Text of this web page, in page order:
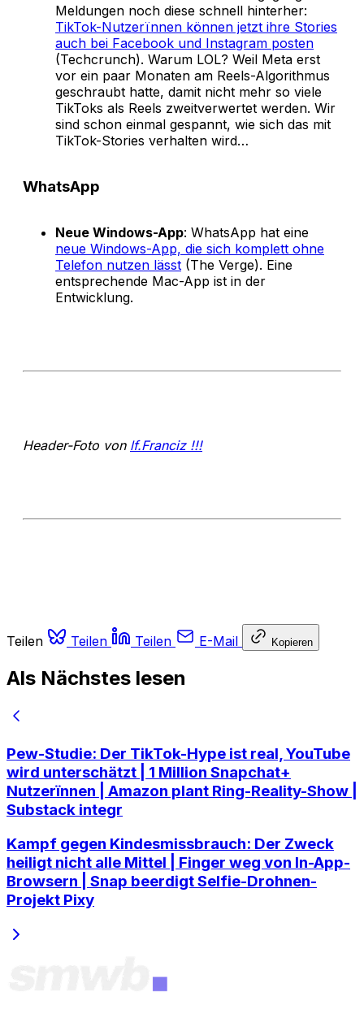
Meldungen noch diese schnell hinterher:
TikTok-Nutzerïnnen können jetzt ihre Stories
auch bei Facebook und Instagram posten
(Techcrunch). Warum LOL? Weil Meta erst
vor ein paar Monaten am Reels-Algorithmus
geschraubt hatte, damit nicht mehr so viele
TikToks als Reels zweitverwertet werden. Wir
sind schon einmal gespannt, wie sich das mit
TikTok-Stories verhalten wird…
WhatsApp
Neue Windows-App: WhatsApp hat eine
neue Windows-App, die sich komplett ohne
Telefon nutzen lässt (The Verge). Eine
entsprechende Mac-App ist in der
Entwicklung.
Header-Foto von lf.Franciz !!!
Teilen Teilen Teilen E-Mail Kopieren
Als Nächstes lesen
Pew-Studie: Der TikTok-Hype ist real, YouTube
wird unterschätzt | 1 Million Snapchat+
Nutzerïnnen | Amazon plant Ring-Reality-Show |
Substack integr
Kampf gegen Kindesmissbrauch: Der Zweck
heiligt nicht alle Mittel | Finger weg von In-App-
Browsern | Snap beerdigt Selfie-Drohnen-
Projekt Pixy